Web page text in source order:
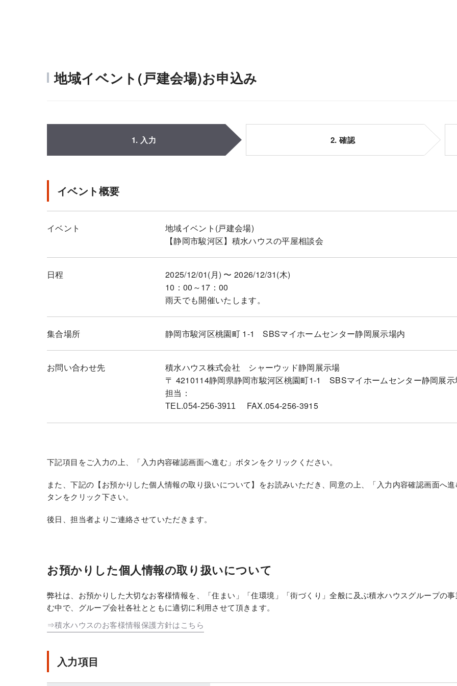
地域イベント(戸建会場)お申込み
1. 入力 2. 確認
イベント概要
イベント
地域イベント(戸建会場)
【静岡市駿河区】積水ハウスの平屋相談会
日程
2025/12/01(月) 〜 2026/12/31(木)
10：00～17：00
雨天でも開催いたします。
集合場所 静岡市駿河区桃園町 1-1 SBSマイホームセンター静岡展示場内
お問い合わせ先
積水ハウス株式会社 シャーウッド静岡展示場
〒 4210114静岡県静岡市駿河区桃園町1-1 SBSマイホームセンター静岡展示
担当：
TEL.054-256-3911 FAX.054-256-3915
下記項目をご入力の上、「入力内容確認画面へ進む」ボタンをクリックください。
また、下記の【お預かりした個人情報の取り扱いについて】をお読みいただき、同意の上、「入力内容確認画面へ
タンをクリック下さい。
後日、担当者よりご連絡させていただきます。
お預かりした個人情報の取り扱いについて
弊社は、お預かりした大切なお客様情報を、「住まい」「住環境」「街づくり」全般に及ぶ積水ハウスグループの
む中で、グループ会社各社とともに適切に利用させて頂きます。
⇒積水ハウスのお客様情報保護方針はこちら
入力項目